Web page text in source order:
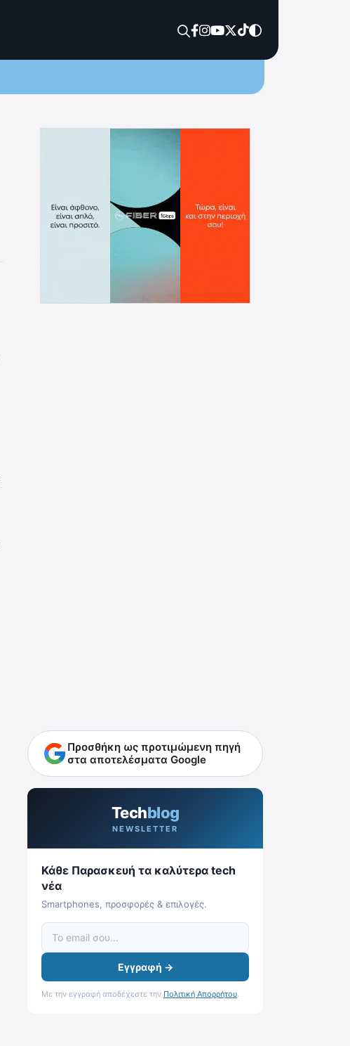
Προσθήκη ως προτιμώμενη πηγή
στα αποτελέσματα Google
Techblog
NEWSLETTER
Κάθε Παρασκευή τα καλύτερα tech
νέα
Smartphones, προσφορές & επιλογές.
Εγγραφή →
Με την εγγραφή αποδέχεστε την Πολιτική Απορρήτου.